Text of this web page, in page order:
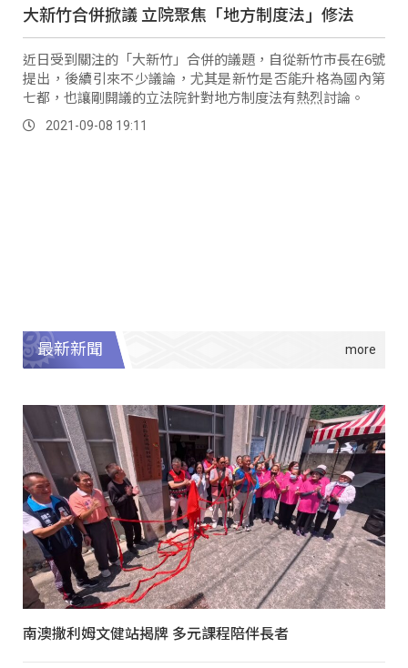
大新竹合併掀議 立院聚焦「地方制度法」修法
近日受到關注的「大新竹」合併的議題，自從新竹市長在6號
提出，後續引來不少議論，尤其是新竹是否能升格為國內第
七都，也讓剛開議的立法院針對地方制度法有熱烈討論。
2021-09-08 19:11
最新新聞
南澳撒利姆文健站揭牌 多元課程陪伴長者